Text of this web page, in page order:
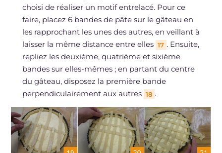
choisi de réaliser un motif entrelacé. Pour ce
faire, placez 6 bandes de pâte sur le gâteau en
les rapprochant les unes des autres, en veillant à
laisser la même distance entre elles 17 . Ensuite,
repliez les deuxième, quatrième et sixième
bandes sur elles-mêmes ; en partant du centre
du gâteau, disposez la première bande
perpendiculairement aux autres 18 .